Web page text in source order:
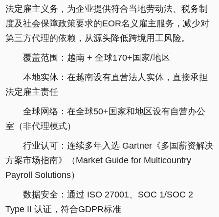
法定雇主义务，为企业提供符合当地劳动法、税务制
度及社会保障政策要求的EOR名义雇主服务，减少对
第三方代理的依赖，从源头降低跨境用工风险。
覆盖范围：越南 + 全球170+国家/地区
本地实体：在越南设有直营法人实体，直接承担
法定雇主责任
全球网络：在全球50+国家和地区设有自营办公
室（非代理模式）
行业认可：连续多年入选 Gartner《多国薪资解决
方案市场指南》（Market Guide for Multicountry
Payroll Solutions）
数据安全：通过 ISO 27001、SOC 1/SOC 2
Type II 认证，符合GDPR标准